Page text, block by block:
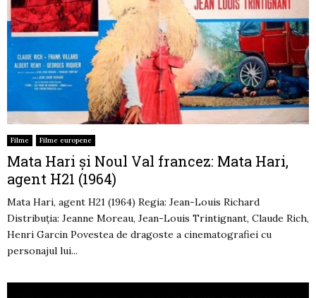
Filme Filme europene
Mata Hari și Noul Val francez: Mata Hari,
agent H21 (1964)
Mata Hari, agent H21 (1964) Regia: Jean-Louis Richard
Distribuția: Jeanne Moreau, Jean-Louis Trintignant, Claude Rich,
Henri Garcin Povestea de dragoste a cinematografiei cu
personajul lui...